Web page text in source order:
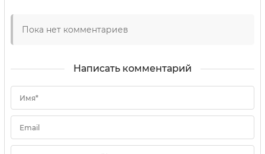
Пока нет комментариев
Написать комментарий
Имя*
Email